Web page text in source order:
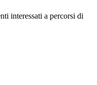
interessati a percorsi di